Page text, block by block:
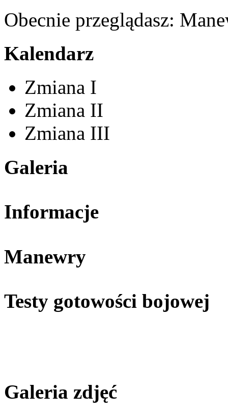
Obecnie przeglądasz:
Kalendarz
Zmiana I
Zmiana II
Zmiana III
Galeria
Informacje
Manewry
Testy gotowości bojowej
Galeria zdjęć